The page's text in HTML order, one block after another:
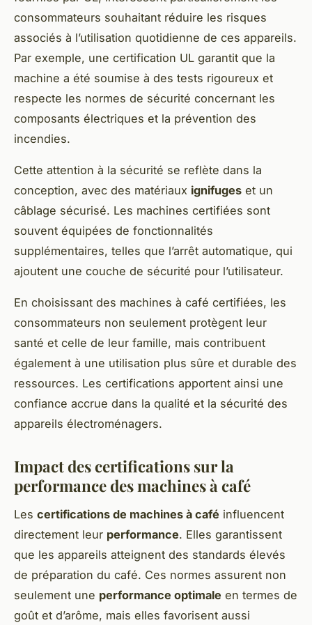
consommateurs souhaitant réduire les risques
associés à l’utilisation quotidienne de ces appareils.
Par exemple, une certification UL garantit que la
machine a été soumise à des tests rigoureux et
respecte les normes de sécurité concernant les
composants électriques et la prévention des
incendies.
Cette attention à la sécurité se reflète dans la
conception, avec des matériaux ignifuges et un
câblage sécurisé. Les machines certifiées sont
souvent équipées de fonctionnalités
supplémentaires, telles que l’arrêt automatique, qui
ajoutent une couche de sécurité pour l’utilisateur.
En choisissant des machines à café certifiées, les
consommateurs non seulement protègent leur
santé et celle de leur famille, mais contribuent
également à une utilisation plus sûre et durable des
ressources. Les certifications apportent ainsi une
confiance accrue dans la qualité et la sécurité des
appareils électroménagers.
Impact des certifications sur la
performance des machines à café
Les certifications de machines à café influencent
directement leur performance. Elles garantissent
que les appareils atteignent des standards élevés
de préparation du café. Ces normes assurent non
seulement une performance optimale en termes de
goût et d’arôme, mais elles favorisent aussi